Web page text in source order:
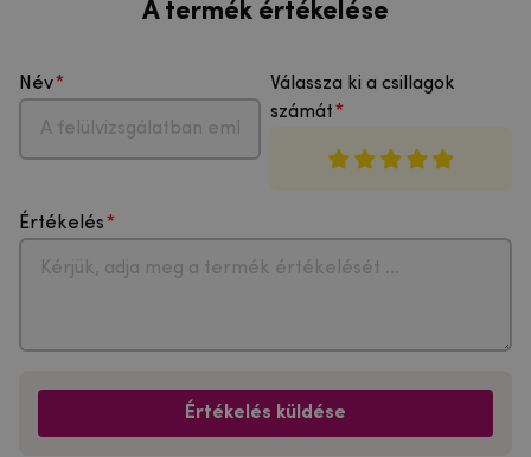
A termék értékelése
Név
Válassza ki a csillagok
számát
Értékelés
Értékelés küldése